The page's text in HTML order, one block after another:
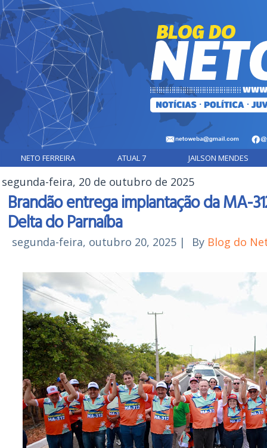
NETO FERREIRA ATUAL 7 JAILSON MENDES
segunda-feira, 20 de outubro de 2025
Brandão entrega implantação da MA-
Delta do Parnaíba
segunda-feira, outubro 20, 2025 | By Blog do